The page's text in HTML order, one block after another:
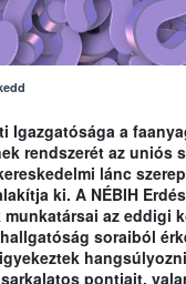
Igazgatósága a
rendszerét az uniós
lánc
ki. A NÉBIH
munkatársai az eddigi
soraiból
pontjait,